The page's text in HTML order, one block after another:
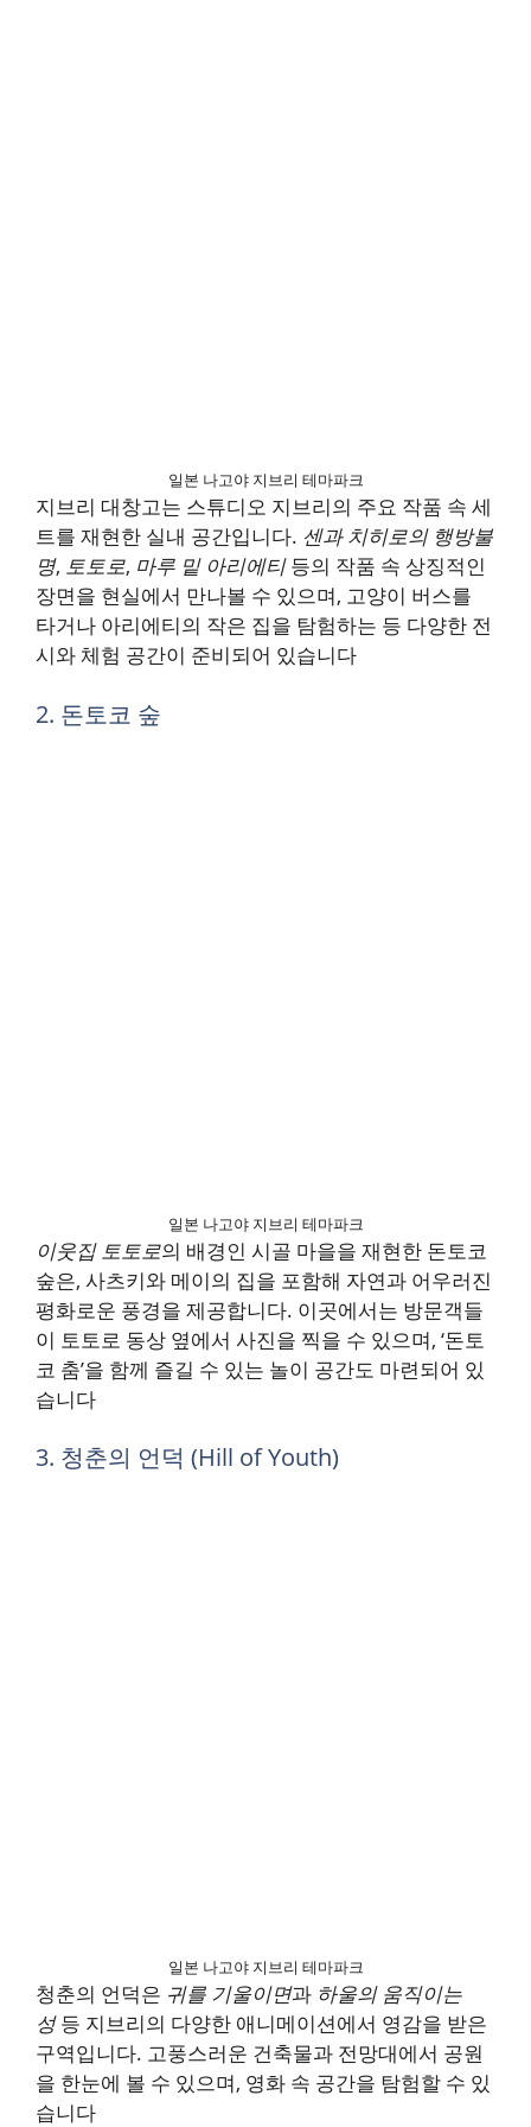
일본 나고야 지브리 테마파크
지브리 대창고는 스튜디오 지브리의 주요 작품 속 세
트를 재현한 실내 공간입니다. 센과 치히로의 행방불
명, 토토로, 마루 밑 아리에티등의 작품 속 상징적인
장면을 현실에서 만나볼 수 있으며, 고양이 버스를
타거나 아리에티의 작은 집을 탐험하는 등 다양한 전
시와 체험 공간이 준비되어 있습니다​
2. 돈토코 숲
일본 나고야 지브리 테마파크
이웃집 토토로의 배경인 시골 마을을 재현한 돈토코
숲은, 사츠키와 메이의 집을 포함해 자연과 어우러진
평화로운 풍경을 제공합니다. 이곳에서는 방문객들
이 토토로 동상 옆에서 사진을 찍을 수 있으며, ‘돈토
코 춤’을 함께 즐길 수 있는 놀이 공간도 마련되어 있
습니다​
3. 청춘의 언덕 (Hill of Youth)
일본 나고야 지브리 테마파크
청춘의 언덕은 귀를 기울이면과 하울의 움직이는
성등 지브리의 다양한 애니메이션에서 영감을 받은
구역입니다. 고풍스러운 건축물과 전망대에서 공원
을 한눈에 볼 수 있으며, 영화 속 공간을 탐험할 수 있
습니다​